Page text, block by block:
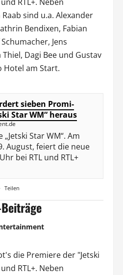
sind u.a. Alexander
Bendixen, Fabian
Schumacher, Jens
Thiel, Dagi Beeund Gustav
Hotel am Start.
sieben Promi-
Star WM“ heraus
Star WM“. Am
August, feiert die neue
bei RTL und RTL+
Teilen
die Premiere der "Jetski
RTL+. Neben